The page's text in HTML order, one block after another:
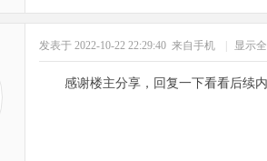
发表于 2022-10-22 22:29:40 来自手机 显示
感谢楼主分享，回复一下看看后续